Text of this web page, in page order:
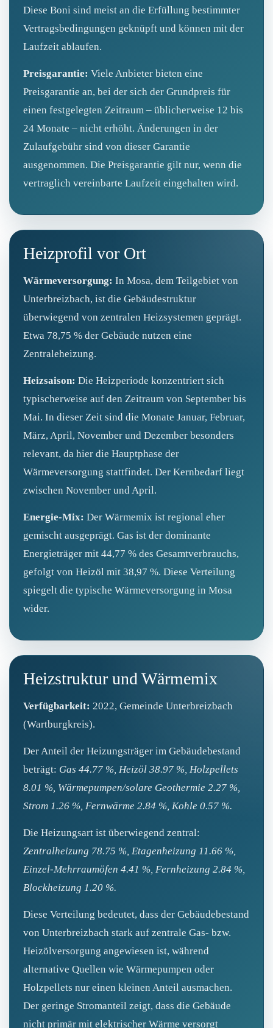
Diese Boni sind meist an die Erfüllung bestimmter
Vertragsbedingungen geknüpft und können mit der
Laufzeit ablaufen.
Preisgarantie: Viele Anbieter bieten eine
Preisgarantie an, bei der sich der Grundpreis für
einen festgelegten Zeitraum – üblicherweise 12 bis
24 Monate – nicht erhöht. Änderungen in der
Zulaufgebühr sind von dieser Garantie
ausgenommen. Die Preisgarantie gilt nur, wenn die
vertraglich vereinbarte Laufzeit eingehalten wird.
Heizprofil vor Ort
Wärmeversorgung: In Mosa, dem Teilgebiet von
Unterbreizbach, ist die Gebäudestruktur
überwiegend von zentralen Heizsystemen geprägt.
Etwa 78,75 % der Gebäude nutzen eine
Zentraleheizung.
Heizsaison: Die Heizperiode konzentriert sich
typischerweise auf den Zeitraum von September bis
Mai. In dieser Zeit sind die Monate Januar, Februar,
März, April, November und Dezember besonders
relevant, da hier die Hauptphase der
Wärmeversorgung stattfindet. Der Kernbedarf liegt
zwischen November und April.
Energie‑Mix: Der Wärmemix ist regional eher
gemischt ausgeprägt. Gas ist der dominante
Energieträger mit 44,77 % des Gesamtverbrauchs,
gefolgt von Heizöl mit 38,97 %. Diese Verteilung
spiegelt die typische Wärmeversorgung in Mosa
wider.
Heizstruktur und Wärmemix
Verfügbarkeit: 2022, Gemeinde Unterbreizbach
(Wartburgkreis).
Der Anteil der Heizungsträger im Gebäudebestand
beträgt: Gas 44.77 %, Heizöl 38.97 %, Holzpellets
8.01 %, Wärmepumpen/solare Geothermie 2.27 %,
Strom 1.26 %, Fernwärme 2.84 %, Kohle 0.57 %.
Die Heizungsart ist überwiegend zentral:
Zentralheizung 78.75 %, Etagenheizung 11.66 %,
Einzel‑Mehrraumöfen 4.41 %, Fernheizung 2.84 %,
Blockheizung 1.20 %.
Diese Verteilung bedeutet, dass der Gebäudebestand
von Unterbreizbach stark auf zentrale Gas- bzw.
Heizölversorgung angewiesen ist, während
alternative Quellen wie Wärmepumpen oder
Holzpellets nur einen kleinen Anteil ausmachen.
Der geringe Stromanteil zeigt, dass die Gebäude
nicht primär mit elektrischer Wärme versorgt